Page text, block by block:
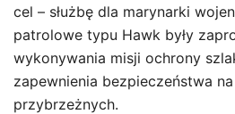
cel – służbę dla marynarki
patrolowe typu Hawk były
wykonywania misji ochrony
zapewnienia bezpieczeństwa
przybrzeżnych.